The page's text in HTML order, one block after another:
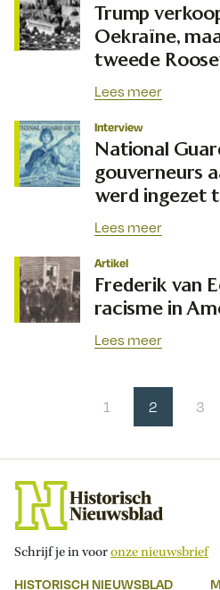
Trump
Oekraïne,
tweede
Lees meer
Interview
National
gouverneurs
werd ingezet
Lees meer
Artikel
Frederik van
racisme in
Lees meer
1 2 3
Schrijf je in vooronze nieuwsbrief
HISTORISCH NIEUWSBLAD